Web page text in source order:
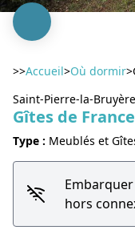
>>Accueil>Où dormir>
Saint-Pierre-la-Bruyère
Gîtes de
Type : Meublés et
hors